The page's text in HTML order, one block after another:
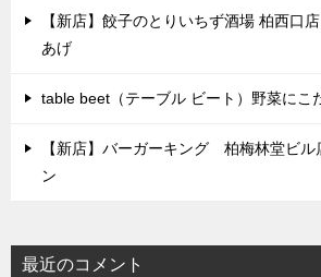
【新店】餃子のとりいちず酒場 柏西口
あげ
table beet（テーブル ビート）野菜にこ
【新店】バーガーキング 柏梅林堂ビ
ン
最近のコメント